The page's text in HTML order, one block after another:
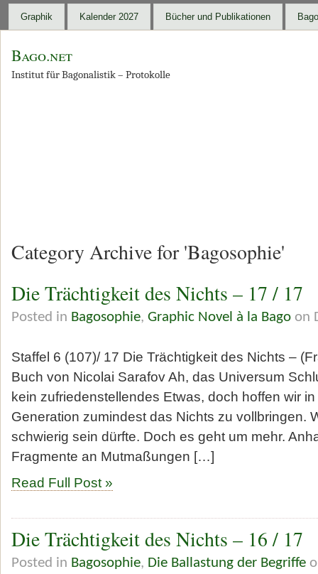
Graphik Kalender 2027 Bücher und Publikationen
Bago.net
Institut für Bagonalistik – Protokolle
Category Archive for 'Bagosophie'
Die Trächtigkeit des Nichts – 17 / 17
Posted in Bagosophie, Graphic Novel à la Bago on
Staffel 6 (107)/ 17 Die Trächtigkeit des Nichts –
Buch von Nicolai Sarafov Ah, das Universum
kein zufriedenstellendes Etwas, doch hoffen wir
Generation zumindest das Nichts zu vollbringen.
schwierig sein dürfte. Doch es geht um mehr.
Fragmente an Mutmaßungen […]
Read Full Post »
Die Trächtigkeit des Nichts – 16 / 17
Posted in Bagosophie, Die Ballastung der Begriffe